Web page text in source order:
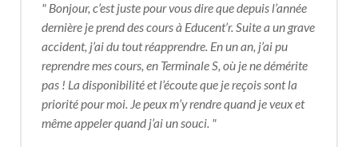
Bonjour, c’est juste pour vous dire que depuis l’année
dernière je prend des cours à Educent’r. Suite a un grave
accident, j’ai du tout réapprendre. En un an, j’ai pu
reprendre mes cours, en Terminale S, où je ne démérite
pas ! La disponibilité et l’écoute que je reçois sont la
priorité pour moi. Je peux m’y rendre quand je veux et
même appeler quand j’ai un souci.